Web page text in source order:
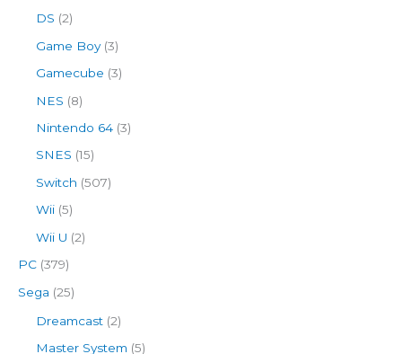
DS (2)
Game Boy(3)
Gamecube (3)
NES (8)
Nintendo 64 (3)
SNES (15)
Switch (507)
Wii (5)
Wii U (2)
PC (379)
Sega (25)
Dreamcast (2)
Master System (5)